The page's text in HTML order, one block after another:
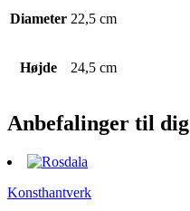
Diameter 22,5 cm
Højde 24,5 cm
Anbefalinger til dig
Konsthantverk